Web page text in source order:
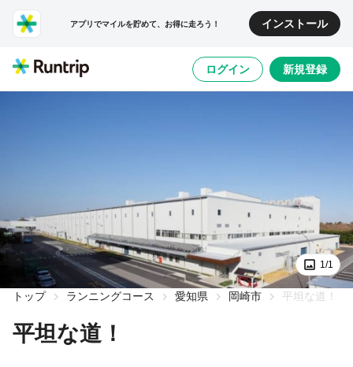
アプリでマイルを貯めて、お得に走ろう！ インストール
ログイン 新規登録
1/1
トップ ランニングコース 愛知県 岡崎市 平坦な道！
平坦な道！